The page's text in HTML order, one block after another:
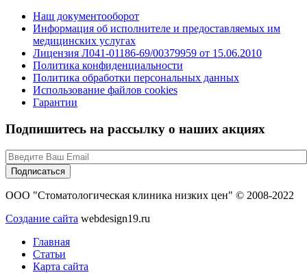
Наш документооборот
Информация об исполнителе и предоставляемых им
медицинских услугах
Лицензия Л041-01186-69/00379959 от 15.06.2010
Политика конфиденциальности
Политика обработки персональных данных
Использование файлов cookies
Гарантии
Подпишитесь на рассылку о наших акциях
ООО "Стоматологическая клиника низких цен" © 2008-2022
Создание сайта webdesign19.ru
Главная
Статьи
Карта сайта